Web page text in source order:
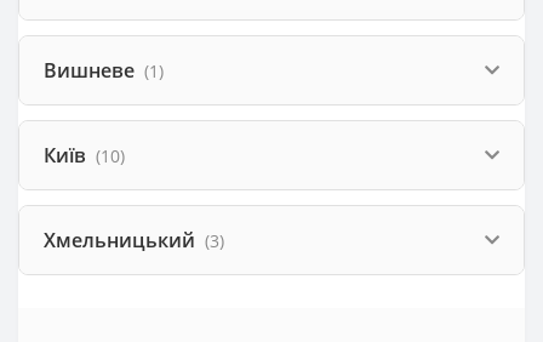
Вишневе (1)
Київ (10)
Хмельницький (3)